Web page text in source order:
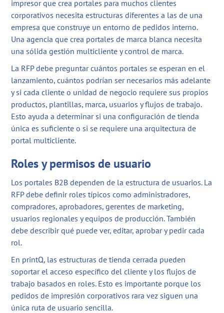
impresor que crea portales para muchos clientes
corporativos necesita estructuras diferentes a las de una
empresa que construye un entorno de pedidos interno.
Una agencia que crea portales de marca blanca necesita
una sólida gestión multicliente y control de marca.
La RFP debe preguntar cuántos portales se esperan en el
lanzamiento, cuántos podrían ser necesarios más adelante
y si cada cliente o unidad de negocio requiere sus propios
productos, plantillas, marca, usuarios y flujos de trabajo.
Esto ayuda a determinar si una configuración de tienda
única es suficiente o si se requiere una arquitectura de
portal multicliente.
Roles y permisos de usuario
Los portales B2B dependen de la estructura de usuarios. La
RFP debe definir roles típicos como administradores,
compradores, aprobadores, gerentes de marketing,
usuarios regionales y equipos de producción. También
debe describir qué puede ver, editar, aprobar y pedir cada
rol.
En printQ, las estructuras de tienda cerrada pueden
soportar el acceso específico del cliente y los flujos de
trabajo basados en roles. Esto es importante porque los
pedidos de impresión corporativos rara vez siguen una
única ruta de usuario sencilla.